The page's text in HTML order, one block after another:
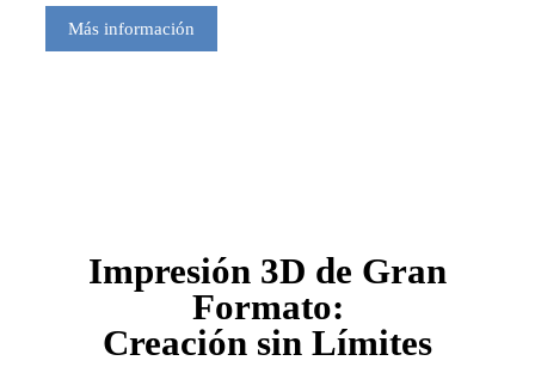
Más información
Impresión 3D de Gran
Formato:
Creación sin Límites